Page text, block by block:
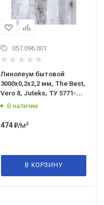
057.096.001
Линолеум бытовой
3000x0,2x2,2 мм, The Best,
Vero 8, Juteks, ТУ 5771-
006-97450201-2014
В наличии
474₽/м²
В КОРЗИНУ